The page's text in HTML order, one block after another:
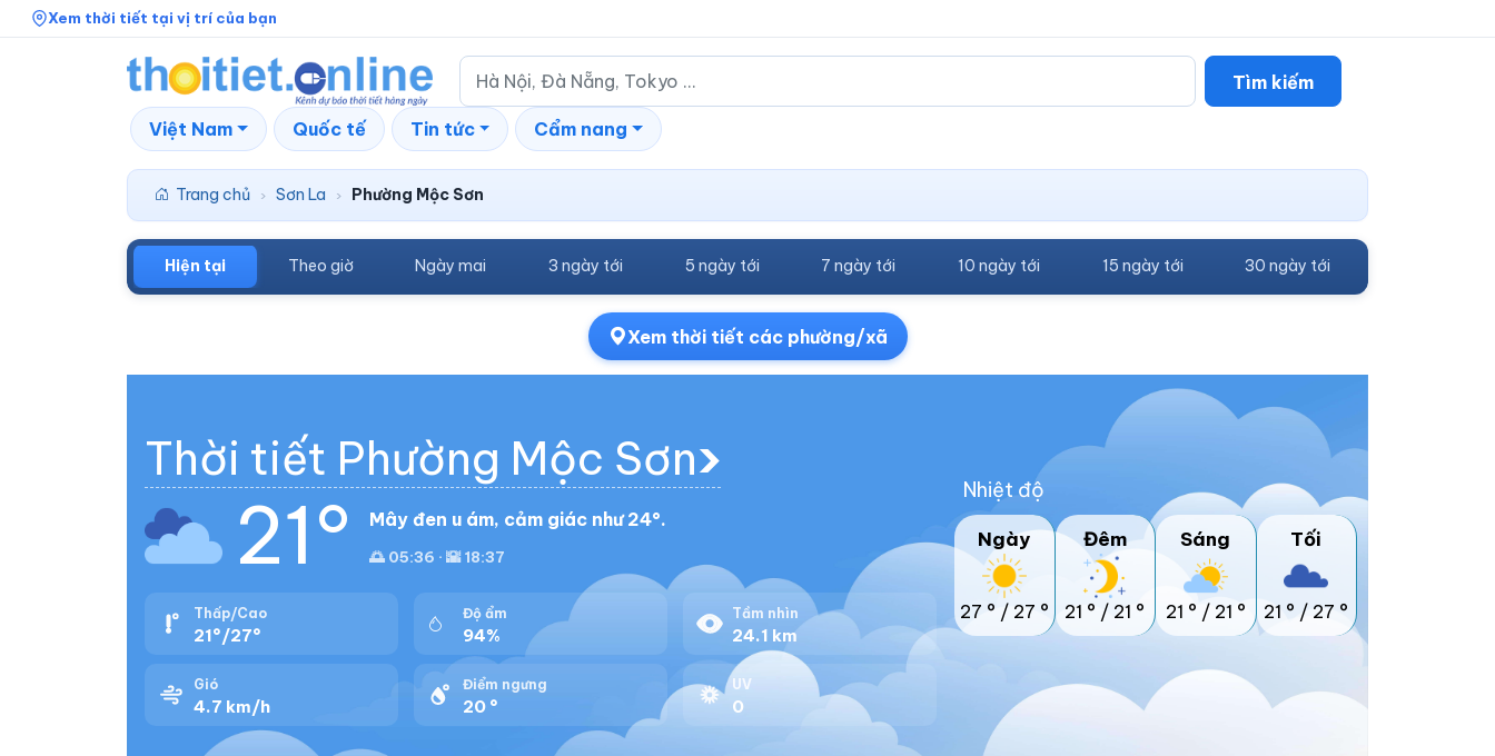
Xem thời tiết tại vị trí của bạn
Tìm kiếm
Việt Nam Quốc tế Tin tức Cẩm nang
Trang chủ › Sơn La › Phường Mộc Sơn
Hiện tại Theo giờ Ngày mai 3 ngày tới 5 ngày tới 7 ngày tới 10 ngày tới 15 ngày tới 30 ngày tới
Xem thời tiết các phường/xã
Thời tiết Phường Mộc Sơn
21° Mây đen u ám, cảm giác như 24°.
🌅 05:36 · 🌇 18:37
Thấp/Cao
21°/27°
Độ ẩm
94%
Tầm nhìn
24.1 km
Gió
4.7 km/h
Điểm ngưng
20 °
UV
0
Nhiệt độ
Ngày
27 ° / 27 °
Đêm
21 ° / 21 °
Sáng
21 ° / 21 °
Tối
21 ° / 27 °